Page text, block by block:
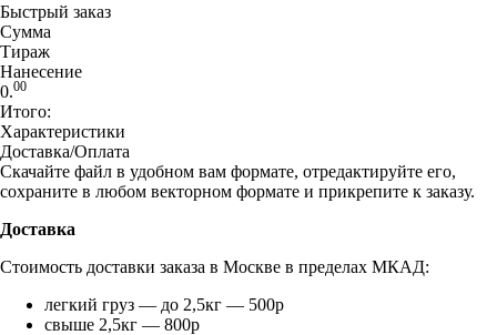
Быстрый заказ
Сумма
Тираж
Нанесение
0.00
Итого:
Характеристики
Доставка/Оплата
Скачайте файл в удобном вам формате, отредактируйте его,
сохраните в любом векторном формате и прикрепите к заказу.
Доставка
Стоимость доставки заказа в Москве в пределах МКАД:
легкий груз — до 2,5кг — 500р
свыше 2,5кг — 800р